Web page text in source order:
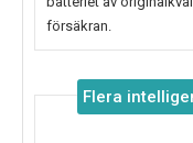
försäkran.
Flera